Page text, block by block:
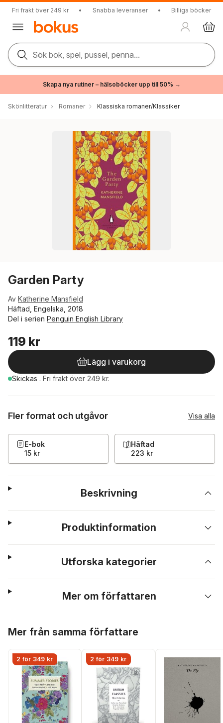
Fri frakt över 249 kr • Snabba leveranser • Billiga böcker
Sök bok, spel, pussel, penna...
Skapa nya rutiner – hälsoböcker upp till 50% →
Skönlitteratur Romaner Klassiska romaner/Klassiker
Garden Party
Av Katherine Mansfield
Häftad, Engelska, 2018
Del i serien Penguin English Library
119 kr
Lägg i varukorg
Skickas . Fri frakt över 249 kr.
Fler format och utgåvor Visa alla
E-bok
15 kr
Häftad
223 kr
Beskrivning
Produktinformation
Utforska kategorier
Mer om författaren
Mer från samma författare
2 för 349 kr 2 för 349 kr